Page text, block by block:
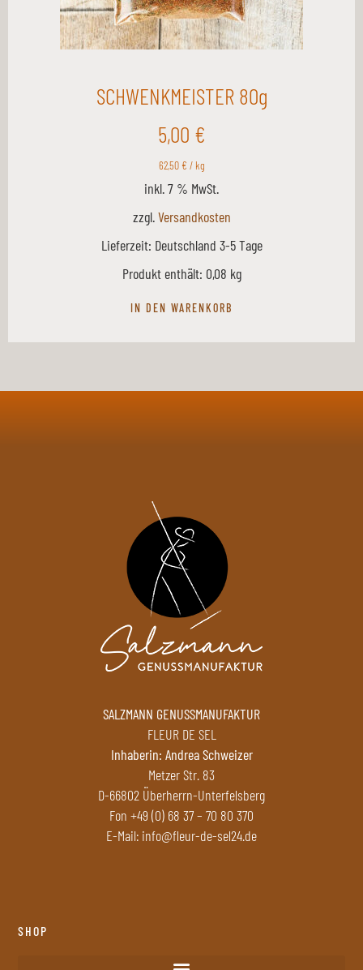
SCHWENKMEISTER 80g
5,00 €
62,50 € / kg
inkl. 7 % MwSt.
zzgl.Versandkosten
Lieferzeit: Deutschland 3-5 Tage
Produkt enthält: 0,08 kg
IN DEN WARENKORB
SALZMANN GENUSSMANUFAKTUR
FLEUR DE SEL
Inhaberin: Andrea Schweizer
Metzer Str. 83
D-66802 Überherrn-Unterfelsberg
Fon +49 (0) 68 37 – 70 80 370
E-Mail: info@fleur-de-sel24.de
SHOP